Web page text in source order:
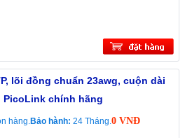
lõi đồng chuẩn 23awg, cuộn dài
PicoLink chính hãng
hàng.Bảo hành: 24 Tháng.0 VNĐ